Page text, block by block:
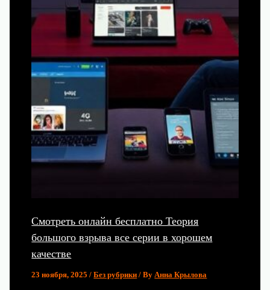
Смотреть онлайн бесплатно Теория
большого взрыва все серии в хорошем
качестве
23 ноября, 2025/Без рубрики / ByАнна Крылова